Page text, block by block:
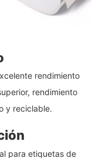
rendimiento
rendimiento
y reciclable.
para etiquetas de